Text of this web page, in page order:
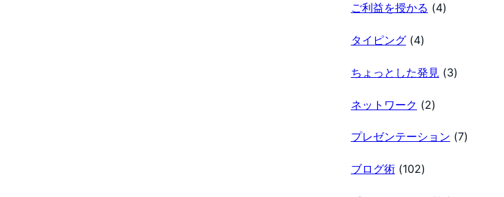
ご利益を授かる (4)
タイピング(4)
ちょっとした発見 (3)
ネットワーク (2)
プレゼンテーション (7)
ブログ術(102)